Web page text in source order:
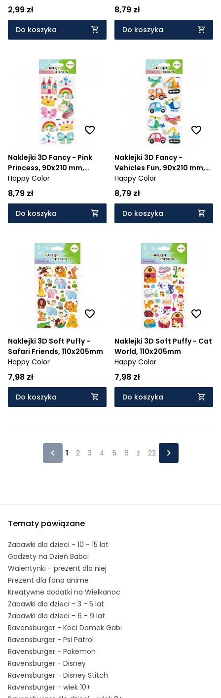
2,99 zł
Do koszyka
8,79 zł
Do koszyka
Naklejki 3D Fancy - Pink
Princess, 90x210 mm,
Happy Color
Happy Color
8,79 zł
Do koszyka
Naklejki 3D Fancy -
Vehicles Fun, 90x210 mm,
Happy Color
Happy Color
8,79 zł
Do koszyka
Naklejki 3D Soft Puffy -
Safari Friends, 110x205mm
Happy Color
7,98 zł
Do koszyka
Naklejki 3D Soft Puffy - Cat
World, 110x205mm
Happy Color
7,98 zł
Do koszyka
1 2 3 4 5 6 z 22
Tematy powiązane
Zabawki dla dzieci - 10 - 15 lat
Gadżety na Dzień Babci
Walentynki - prezent dla niej
Prezent dla fana anime
Kreatywne dodatki na Wielkanoc
Zabawki dla dzieci - 3 - 5 lat
Zabawki dla dzieci - 6 - 9 lat
Ravensburger - Koci Domek Gabi
Ravensburger - Psi Patrol
Ravensburger - Pokemon
Ravensburger - Disney
Ravensburger - Disney Stitch
Ravensburger - wiek 10+